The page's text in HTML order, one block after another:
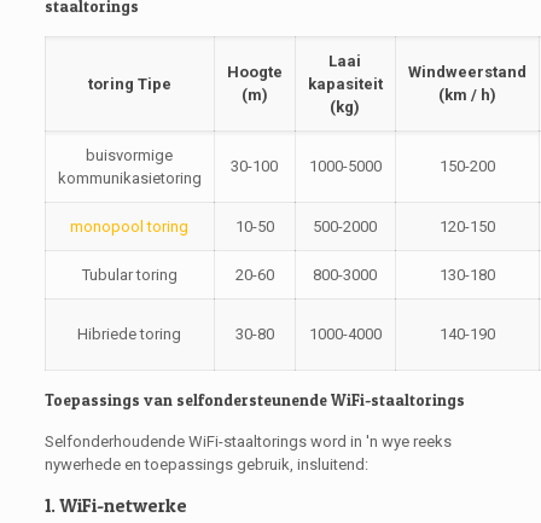
staaltorings
toring Tipe
Hoogte
(m)
Laai
kapasiteit
(kg)
Windweerstand
(km / h)
buisvormige
kommunikasietoring
30-100 1000-5000 150-200
monopool toring 10-50 500-2000 120-150
Tubular toring 20-60 800-3000 130-180
Hibriede toring 30-80 1000-4000 140-190
Toepassings van selfondersteunende WiFi-staaltorings
Selfonderhoudende WiFi-staaltorings word in 'n wye reeks
nywerhede en toepassings gebruik, insluitend:
1. WiFi-netwerke